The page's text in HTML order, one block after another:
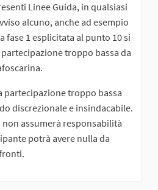
Linee Guida, in qualsiasi
alcuno, anche ad esempio
fase 1 esplicitata al punto 10 si
troppo bassa da
partecipazione troppo bassa
discrezionale e insindacabile.
non assumerà responsabilità
potrà avere nulla da